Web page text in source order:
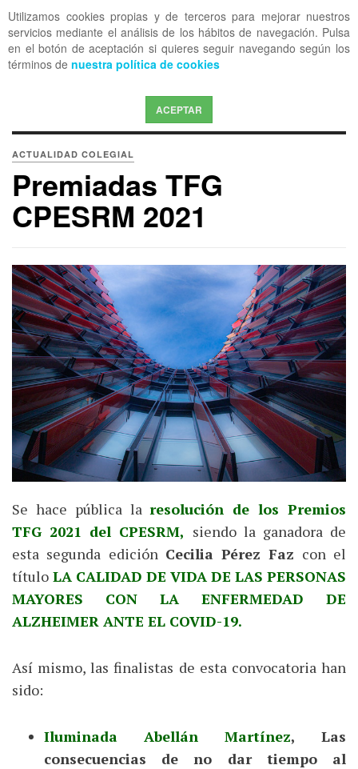
Utilizamos cookies propias y de terceros para mejorar nuestros
servicios mediante el análisis de los hábitos de navegación. Pulsa
en el botón de aceptación si quieres seguir navegando según los
términos de nuestra política de cookies
ACEPTAR
OFF CANVAS
ACTUALIDAD COLEGIAL
Premiadas TFG
CPESRM 2021
Se hace pública la resolución de los Premios
TFG 2021 del CPESRM, siendo la ganadora de
esta segunda edición Cecilia Pérez Faz con el
título LA CALIDAD DE VIDA DE LAS PERSONAS
MAYORES CON LA ENFERMEDAD DE
ALZHEIMER ANTE EL COVID-19.
Así mismo, las finalistas de esta convocatoria han
sido:
Iluminada Abellán Martínez, Las
consecuencias de no dar tiempo al